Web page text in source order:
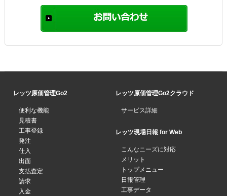
レッツ原価管理Go2
便利な機能
見積書
工事登録
発注
仕入
出面
支払査定
請求
入金
レッツ原価管理Go2クラウド
サービス詳細
レッツ現場日報 for Web
こんなニーズに対応
メリット
トップメニュー
日報管理
工事データ